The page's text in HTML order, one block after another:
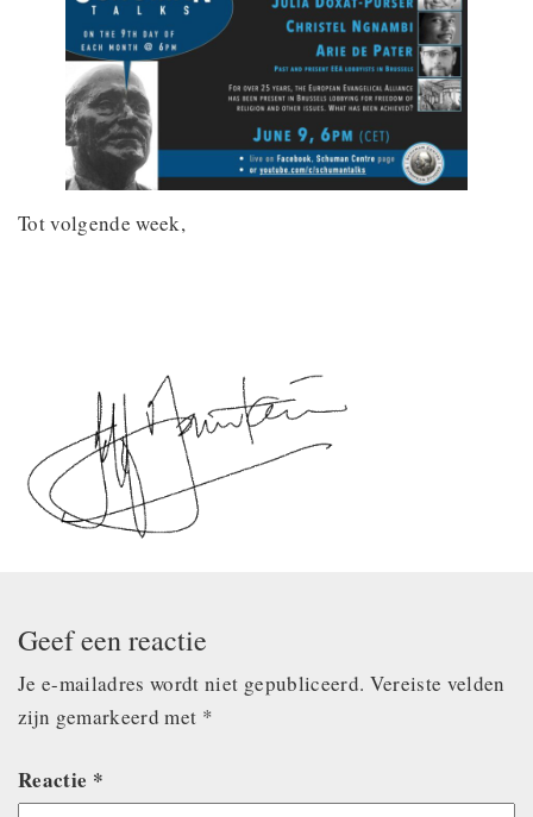
Tot volgende week,
Geef een reactie
Je e-mailadres wordt niet gepubliceerd. Vereiste velden
zijn gemarkeerd met *
Reactie *